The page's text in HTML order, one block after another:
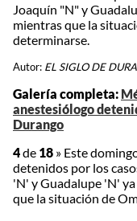
Joaquín "N" y
mientras que la
determinarse.
Autor: EL SIGLO DE
Galería completa:
anestesiólogo
Durango
4de 18 » Este
detenidos por los
'N' y Guadalupe 'N'
que la situación de